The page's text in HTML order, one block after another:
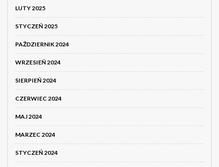
LUTY 2025
STYCZEŃ 2025
PAŹDZIERNIK 2024
WRZESIEŃ 2024
SIERPIEŃ 2024
CZERWIEC 2024
MAJ 2024
MARZEC 2024
STYCZEŃ 2024